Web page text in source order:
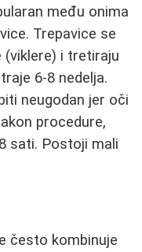
među onima
Trepavice se
(viklere) i tretiraju
6-8 nedelja.
neugodan jer oči
procedure,
sati. Postoji mali
često kombinuje